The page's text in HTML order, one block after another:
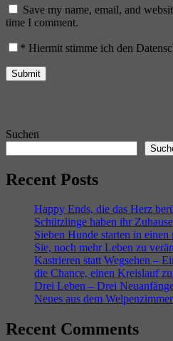
Save my name, email, and
time I comment.
* Hiermit stimme ich den
Suchen
Recent Posts
Happy Ends, die das Herz
Schützlinge haben ihr
Sieben Hunde starten in
Sie, noch mehr Leben zu
Kastrieren statt Wegsehen –
die Chance, einen Kreislauf
Drei Leben – Drei
Neues aus dem Welpenzimmer
Recent Comments